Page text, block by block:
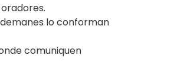
lo conforman
comuniquen